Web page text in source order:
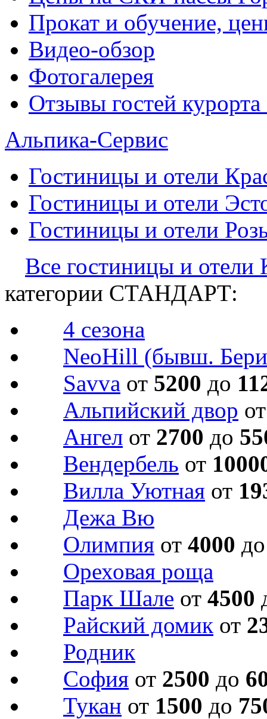
Прокат и обучение,
Видео-обзор
Фотогалерея
Отзывы гостей
Альпика-Сервис
Гостиницы и отели
Гостиницы и отели
Гостиницы и отели
Все гостиницы и
категории СТАНДАРТ:
4 сезона
NeoHill (бывш.
Savva от 5200 до
Альпийский двор
Ангел от 2700 до
Вендербель от
Вилла Уютная от
Дежа Вю
Олимпия от 4000
Ореховая роща
Парк Шале от 4500
Райский домик от
Родник
София от 2500 до
Тукан от 1500 до